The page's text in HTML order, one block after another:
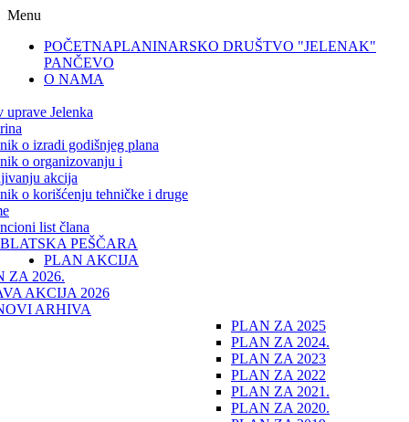
Menu
POČETNAPLANINARSKO DRUŠTVO "JELENAK"
PANČEVO
O NAMA
uprave Jelenka
o izradi godišnjeg plana
o organizovanju i
akcija
o korišćenju tehničke i druge
list člana
PEŠČARA
PLAN AKCIJA
ZA 2026.
AKCIJA 2026
ARHIVA
PLAN ZA 2025
PLAN ZA 2024.
PLAN ZA 2023
PLAN ZA 2022
PLAN ZA 2021.
PLAN ZA 2020.